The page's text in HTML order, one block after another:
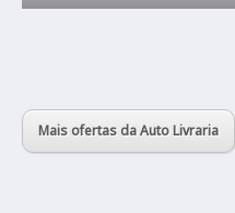
Mais ofertas da Auto Livraria